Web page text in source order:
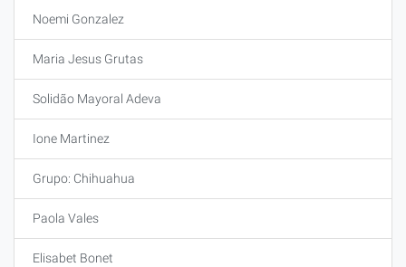
Noemi Gonzalez
Maria Jesus Grutas
Solidão Mayoral Adeva
Ione Martinez
Grupo: Chihuahua
Paola Vales
Elisabet Bonet